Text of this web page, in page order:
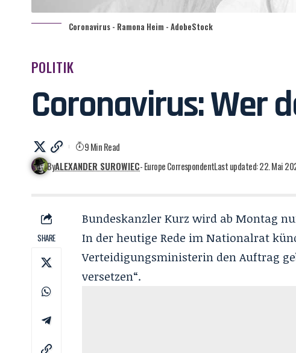
Coronavirus - Ramona Heim - AdobeStock
POLITIK
Coronavirus: Wer
ByALEXANDER SUROWIEC- Europe CorrespondentLast updated: 22. Mai
9 Min Read
SHARE
Bundeskanzler Kurz wird ab Montag
In der heutige Rede im Nationalrat
Verteidigungsministerin den Auftrag
versetzen“.